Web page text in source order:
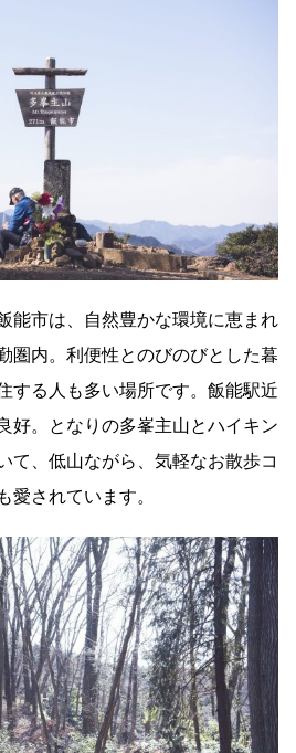
能市は、自然豊かな環境に恵まれ
圏内。利便性とのびのびとした暮
する人も多い場所です。飯能駅近
好。となりの多峯主山とハイキン
て、低山ながら、気軽なお散歩コ
愛されています。